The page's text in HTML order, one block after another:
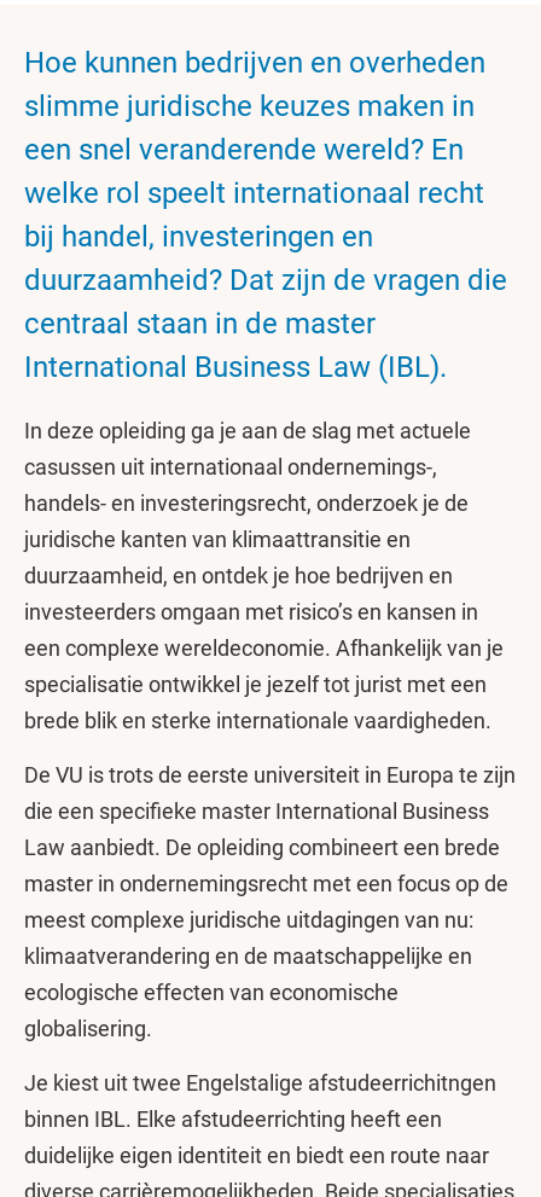
Hoe kunnen bedrijven en overheden
slimme juridische keuzes maken in
een snel veranderende wereld? En
welke rol speelt internationaal recht
bij handel, investeringen en
duurzaamheid? Dat zijn de vragen die
centraal staan in de master
International Business Law (IBL).
In deze opleiding ga je aan de slag met actuele
casussen uit internationaal ondernemings-,
handels- en investeringsrecht, onderzoek je de
juridische kanten van klimaattransitie en
duurzaamheid, en ontdek je hoe bedrijven en
investeerders omgaan met risico’s en kansen in
een complexe wereldeconomie. Afhankelijk van je
specialisatie ontwikkel je jezelf tot jurist met een
brede blik en sterke internationale vaardigheden.
De VU is trots de eerste universiteit in Europa te zijn
die een specifieke master International Business
Law aanbiedt. De opleiding combineert een brede
master in ondernemingsrecht met een focus op de
meest complexe juridische uitdagingen van nu:
klimaatverandering en de maatschappelijke en
ecologische effecten van economische
globalisering.
Je kiest uit twee Engelstalige afstudeerrichitngen
binnen IBL. Elke afstudeerrichting heeft een
duidelijke eigen identiteit en biedt een route naar
diverse carrièremogelijkheden. Beide specialisaties